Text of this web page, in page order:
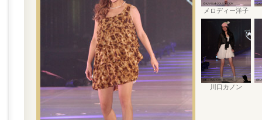
メロディー洋子
川口カノン